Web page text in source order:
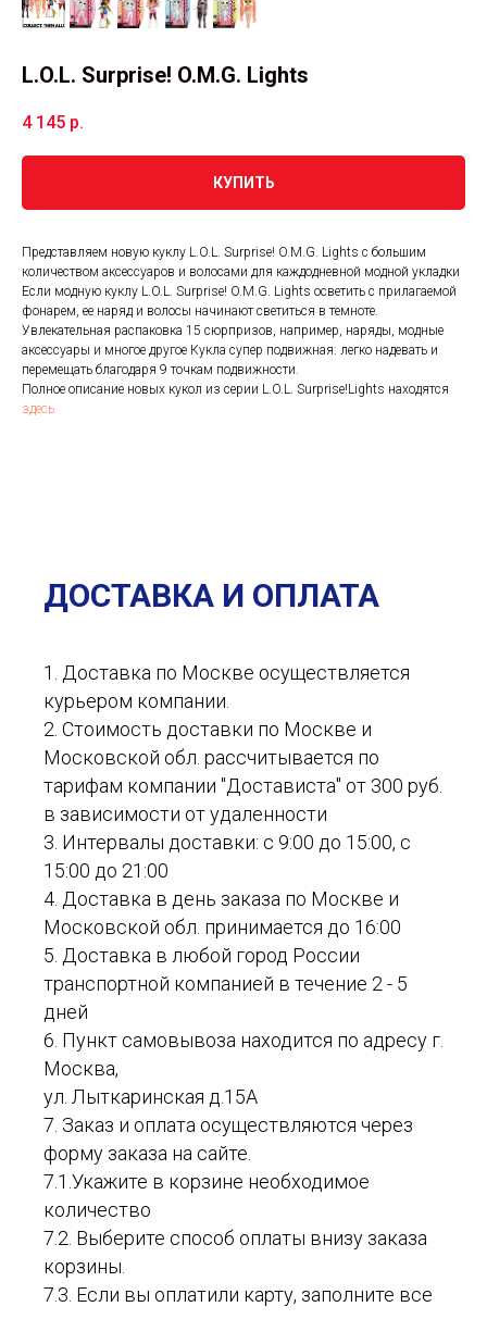
L.O.L. Surprise! O.M.G. Lights
4 145 р.
КУПИТЬ
Представляем новую куклу L.O.L. Surprise! O.M.G. Lights с большим
количеством аксессуаров и волосами для каждодневной модной укладки
Если модную куклу L.O.L. Surprise! O.M.G. Lights осветить с прилагаемой
фонарем, ее наряд и волосы начинают светиться в темноте.
Увлекательная распаковка 15 сюрпризов, например, наряды, модные
аксессуары и многое другое Кукла супер подвижная: легко надевать и
перемещать благодаря 9 точкам подвижности.
Полное описание новых кукол из серии L.O.L. Surprise!Lights находятся
здесь
ДОСТАВКА И ОПЛАТА
1. Доставка по Москве осуществляется
курьером компании.
2. Стоимость доставки по Москве и
Московской обл. рассчитывается по
тарифам компании "Достависта" от 300 руб.
в зависимости от удаленности
3. Интервалы доставки: с 9:00 до 15:00, с
15:00 до 21:00
4. Доставка в день заказа по Москве и
Московской обл. принимается до 16:00
5. Доставка в любой город России
транспортной компанией в течение 2 - 5
дней
6. Пункт самовывоза находится по адресу г.
Москва,
ул. Лыткаринская д.15А
7. Заказ и оплата осуществляются через
форму заказа на сайте.
7.1.Укажите в корзине необходимое
количество
7.2. Выберите способ оплаты внизу заказа
корзины.
7.3. Если вы оплатили карту, заполните все